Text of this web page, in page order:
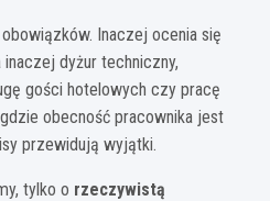
Inaczej ocenia się
dyżur techniczny,
gości hotelowych czy pracę
obecność pracownika jest
przewidują wyjątki.
tylko o rzeczywistą